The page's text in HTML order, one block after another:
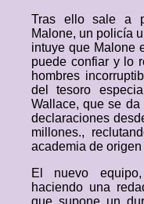
Tras ello sale a
Malone, un policía
intuye que Malone
puede confiar y lo
hombres
del tesoro
Wallace, que se
declaraciones
millones.,
academia de
El nuevo
haciendo una
que supone un